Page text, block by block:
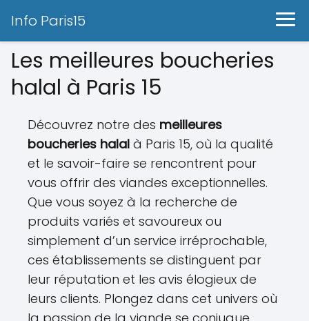
Info Paris15
Les meilleures boucheries
halal à Paris 15
Découvrez notre des meilleures
boucheries halal à Paris 15, où la qualité
et le savoir-faire se rencontrent pour
vous offrir des viandes exceptionnelles.
Que vous soyez à la recherche de
produits variés et savoureux ou
simplement d’un service irréprochable,
ces établissements se distinguent par
leur réputation et les avis élogieux de
leurs clients. Plongez dans cet univers où